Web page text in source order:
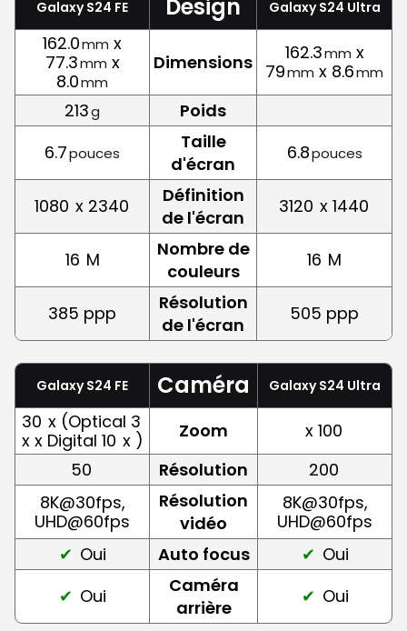
Galaxy S24 FE Design Galaxy S24 Ultra
162.0mm x
77.3mm x
8.0mm
Dimensions 162.3mm x
79mm x 8.6mm
213g
Poids
6.7pouces
Taille
d'écran
6.8pouces
1080 x 2340
Définition
de l'écran
3120 x 1440
16 M
Nombre de
couleurs
16 M
385 ppp
Résolution
de l'écran
505 ppp
Galaxy S24 FE Caméra Galaxy S24 Ultra
30 x (Optical 3
x x Digital 10 x ) Zoom
x 100
50
Résolution
200
8K@30fps,
UHD@60fps
Résolution
vidéo
8K@30fps,
UHD@60fps
Oui
Auto focus
Oui
Oui
Caméra
arrière
Oui